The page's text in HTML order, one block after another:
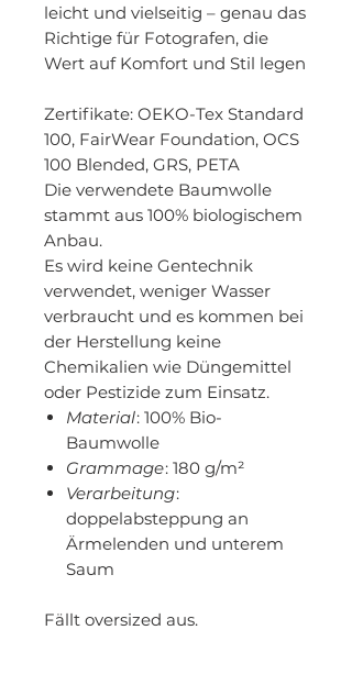
leicht und vielseitig – genau das
Richtige für Fotografen, die
Wert auf Komfort und Stil legen
Zertifikate: OEKO-Tex Standard
100, FairWear Foundation, OCS
100 Blended, GRS, PETA
Die verwendete Baumwolle
stammt aus 100% biologischem
Anbau.
Es wird keine Gentechnik
verwendet, weniger Wasser
verbraucht und es kommen bei
der Herstellung keine
Chemikalien wie Düngemittel
oder Pestizide zum Einsatz.
Material: 100% Bio-
Baumwolle
Grammage: 180 g/m²
Verarbeitung:
doppelabsteppung an
Ärmelenden und unterem
Saum
Fällt oversized aus.